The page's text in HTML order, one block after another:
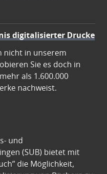
digitalisierter Drucke
nicht in unserem
Sie es doch in
als 1.600.000
nachweist.
und
(SUB) bietet mit
die Möglichkeit,